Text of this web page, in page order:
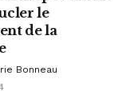
le
de la
Bonneau